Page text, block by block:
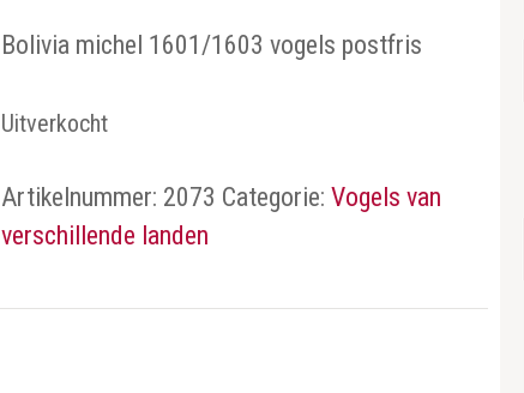
Bolivia michel 1601/1603 vogels postfris
Uitverkocht
Artikelnummer: 2073 Categorie:Vogels van
verschillende landen